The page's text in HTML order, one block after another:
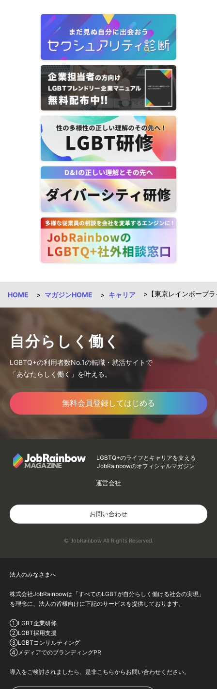
HOME マガジンHOME キャリア 【東京レインボープ
自分らしく働く
LGBTQ+の利用者数No.1の転職・就活サイトで
「あなたらしく働く」を叶える。
無料会員登録してはじめる
LGBTQ+のライフとキャリアを支える
JobRainbowのオフィシャルマガジン
運営会社
お問い合わせ
© JobRainbow All Rights Reserved.
法人のみなさまへ
株式会社JobRainbowは「すべてのLGBTが自分らしく働ける社会の実現」
を理念に、法人の皆様向けに下記のサービスを提供しております。
①LGBT企業研修
②LGBT採用支援
③LGBTコンサルティング
④メディアでのブランディングPR
導入をご検討されましたら、是非こちらからお問い合わせください。